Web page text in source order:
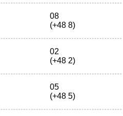
08
(+48 8)
02
(+48 2)
05
(+48 5)